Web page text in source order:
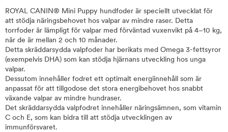
ROYAL CANIN® Mini Puppy hundfoder är speciellt utvecklat för
att stödja näringsbehovet hos valpar av mindre raser. Detta
torrfoder är lämpligt för valpar med förväntad vuxenvikt på 4–10 kg,
när de är mellan 2 och 10 månader.
Detta skräddarsydda valpfoder har berikats med Omega 3-fettsyror
(exempelvis DHA) som kan stödja hjärnans utveckling hos unga
valpar.
Dessutom innehåller fodret ett optimalt energiinnehåll som är
anpassat för att tillgodose det stora energibehovet hos snabbt
växande valpar av mindre hundraser.
Det skräddarsydda valpfodret innehåller näringsämnen, som vitamin
C och E, som kan bidra till att stödja utvecklingen av
immunförsvaret.